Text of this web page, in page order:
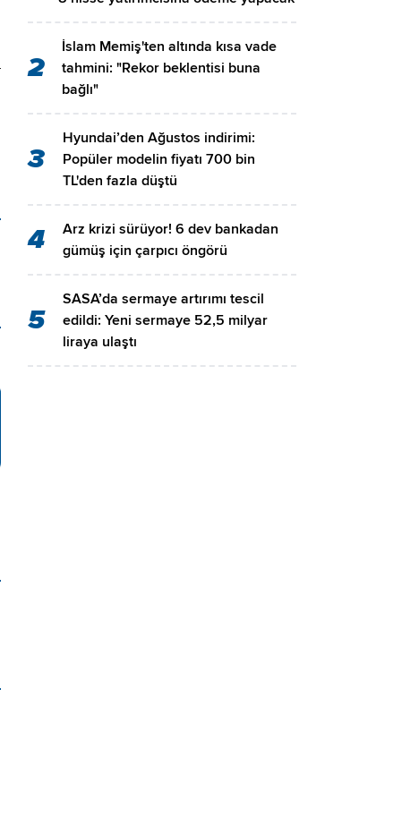
2
İslam Memiş'ten altında kısa vade
tahmini: "Rekor beklentisi buna
bağlı"
3
Hyundai’den Ağustos indirimi:
Popüler modelin fiyatı 700 bin
TL'den fazla düştü
4
Arz krizi sürüyor! 6 dev bankadan
gümüş için çarpıcı öngörü
5
SASA’da sermaye artırımı tescil
edildi: Yeni sermaye 52,5 milyar
liraya ulaştı